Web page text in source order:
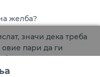
желба?
значи дека треба
пари да ги
банка или да ги
облик.